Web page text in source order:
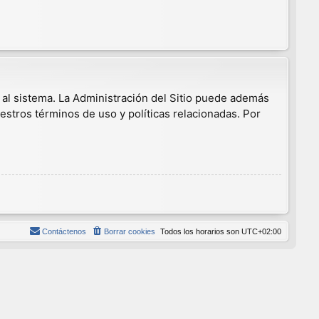
sistema. La Administración del Sitio puede además
términos de uso y políticas relacionadas. Por
Todos los horarios son UTC+02:00
Borrar cookies
Contáctenos